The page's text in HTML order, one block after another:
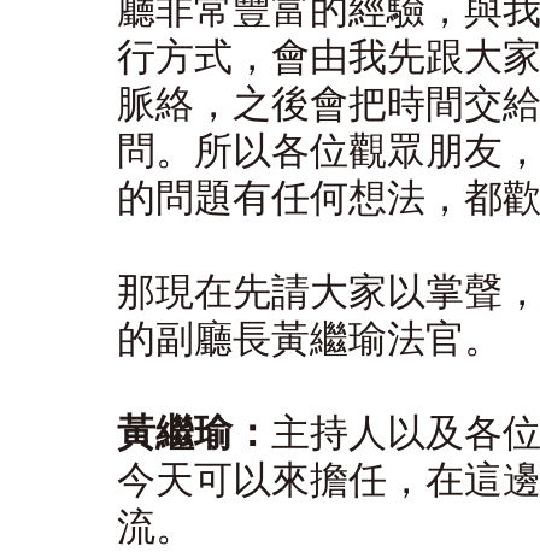
廳非常豐富的經驗，與
行方式，會由我先跟大
脈絡，之後會把時間交
問。所以各位觀眾朋友
的問題有任何想法，都
那現在先請大家以掌聲
的副廳長黃繼瑜法官。
黃繼瑜： 主持人以及各
今天可以來擔任，在這
流。